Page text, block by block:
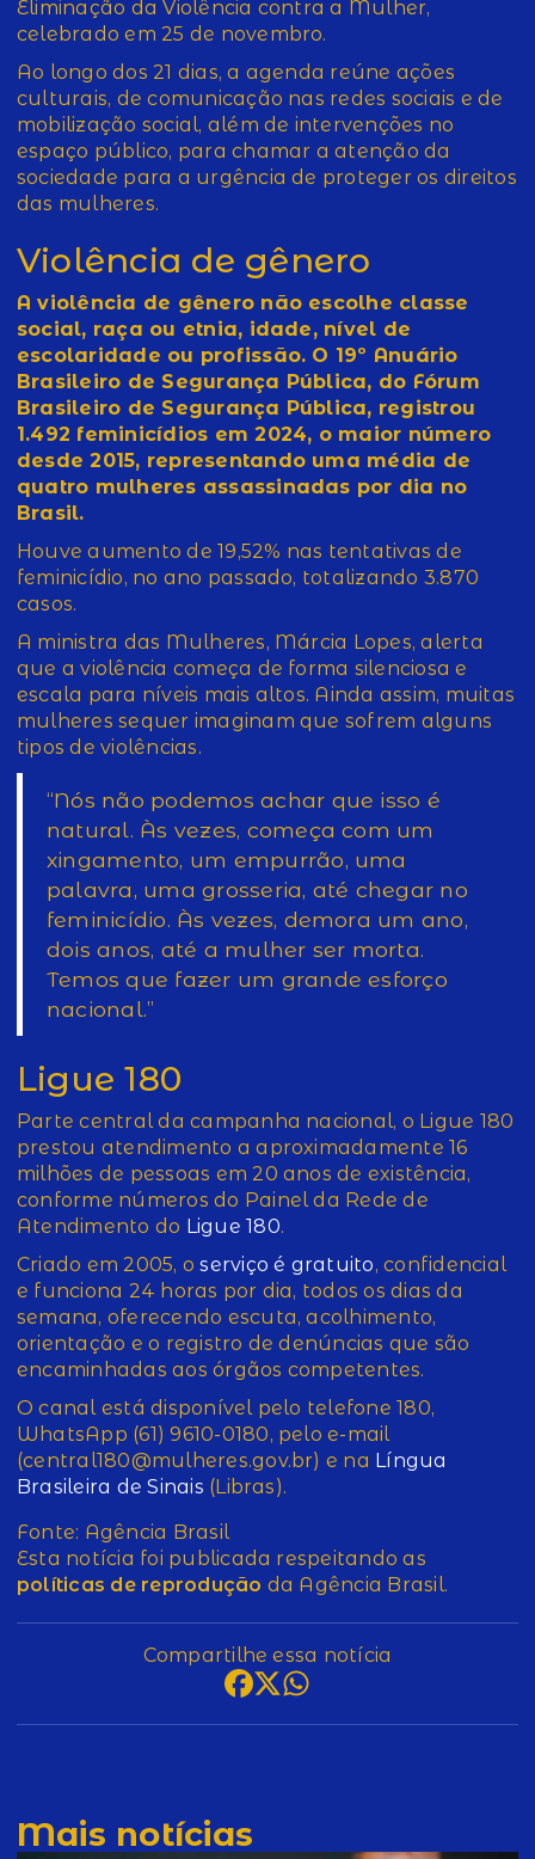
Eliminação da Violência contra a Mulher,
celebrado em 25 de novembro.
Ao longo dos 21 dias, a agenda reúne ações
culturais, de comunicação nas redes sociais e de
mobilização social, além de intervenções no
espaço público, para chamar a atenção da
sociedade para a urgência de proteger os direitos
das mulheres.
Violência de gênero
A violência de gênero não escolhe classe
social, raça ou etnia, idade, nível de
escolaridade ou profissão. O 19º Anuário
Brasileiro de Segurança Pública, do Fórum
Brasileiro de Segurança Pública, registrou
1.492 feminicídios em 2024, o maior número
desde 2015, representando uma média de
quatro mulheres assassinadas por dia no
Brasil.
Houve aumento de 19,52% nas tentativas de
feminicídio, no ano passado, totalizando 3.870
casos.
A ministra das Mulheres, Márcia Lopes, alerta
que a violência começa de forma silenciosa e
escala para níveis mais altos. Ainda assim, muitas
mulheres sequer imaginam que sofrem alguns
tipos de violências.
“Nós não podemos achar que isso é
natural. Às vezes, começa com um
xingamento, um empurrão, uma
palavra, uma grosseria, até chegar no
feminicídio. Às vezes, demora um ano,
dois anos, até a mulher ser morta.
Temos que fazer um grande esforço
nacional.”
Ligue 180
Parte central da campanha nacional, o Ligue 180
prestou atendimento a aproximadamente 16
milhões de pessoas em 20 anos de existência,
conforme números do Painel da Rede de
Atendimento do Ligue 180.
Criado em 2005, oserviço é gratuito, confidencial
e funciona 24 horas por dia, todos os dias da
semana, oferecendo escuta, acolhimento,
orientação e o registro de denúncias que são
encaminhadas aos órgãos competentes.
O canal está disponível pelo telefone 180,
WhatsApp (61) 9610-0180, pelo e-mail
(central180@mulheres.gov.br) e na Língua
Brasileira de Sinais (Libras).
Fonte: Agência Brasil
Esta notícia foi publicada respeitando as
políticas de reprodução da Agência Brasil.
Compartilhe essa notícia
Mais notícias